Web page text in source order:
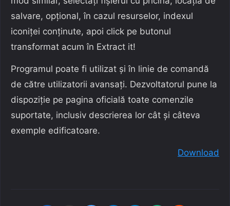
salvare, opțional, în cazul resurselor, indexul
iconiței conținute, apoi click pe butonul
transformat acum în Extract it!
Programul poate fi utilizat și în linie de comandă
de către utilizatorii avansați. Dezvoltatorul pune la
dispoziție pe pagina oficială toate comenzile
suportate, inclusiv descrierea lor cât și câteva
exemple edificatoare.
Download